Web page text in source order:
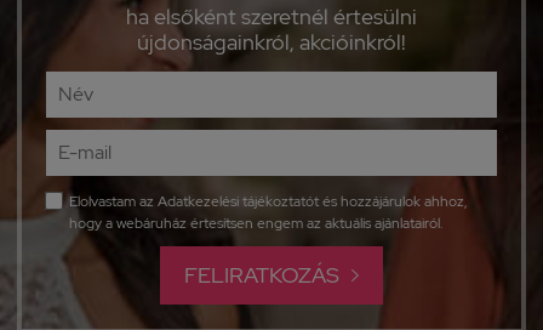
ha elsőként szeretnél értesülni
újdonságainkról, akcióinkról!
Elolvastam az Adatkezelési tájékoztatótés hozzájárulok ahhoz,
hogy a webáruház értesítsen engem az aktuális ajánlatairól.
FELIRATKOZÁS 